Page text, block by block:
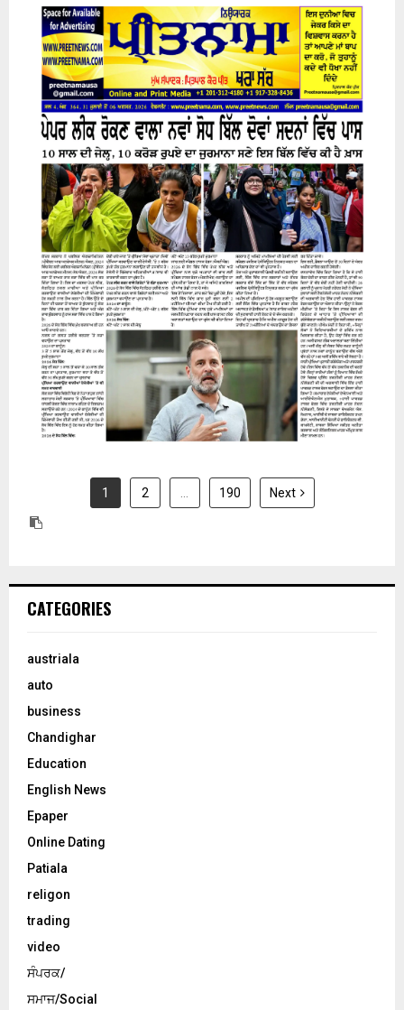
31 July 2026
1 2 … 190 Next
CATEGORIES
austriala
auto
business
Chandighar
Education
English News
Epaper
Online Dating
Patiala
religon
trading
video
ਸੰਪਰਕ/
ਸਮਾਜ/Social